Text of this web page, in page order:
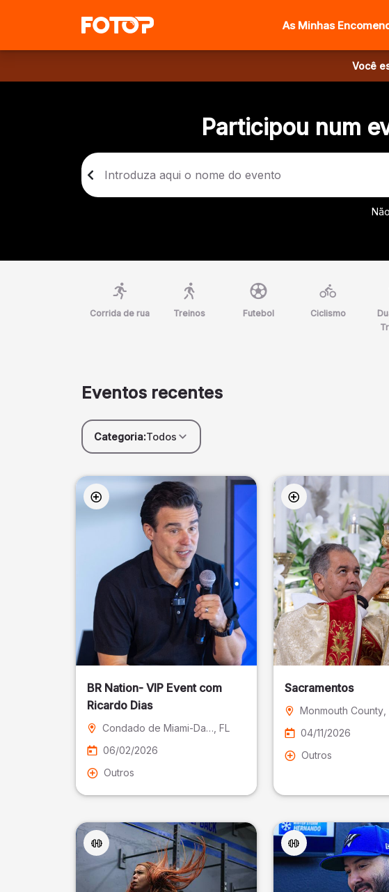
As Minhas
Você
Participou num
Corrida de rua Treinos Futebol Ciclismo
Eventos recentes
Categoria:Todos
BR Nation- VIP Event com
Ricardo Dias
Condado de Miami-Dade , FL
06/02/2026
Outros
Sacramentos
Monmouth County,
04/11/2026
Outros